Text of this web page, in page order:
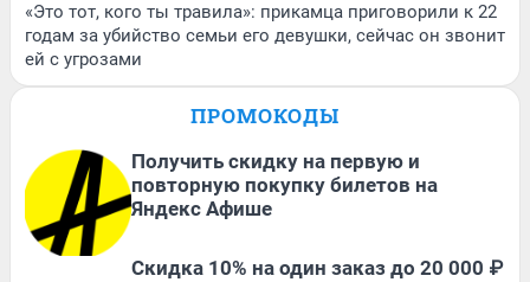
«Это тот, кого ты травила»: прикамца приговорили к 22
годам за убийство семьи его девушки, сейчас он звонит
ей с угрозами
ПРОМОКОДЫ
Получить скидку на первую и
повторную покупку билетов на
Яндекс Афише
Скидка 10% на один заказ до 20 000 ₽